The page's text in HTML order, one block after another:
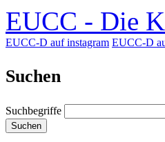
EUCC - Die
EUCC-D auf instagram EUCC-D
Suchen
Suchbegriffe
Suchen